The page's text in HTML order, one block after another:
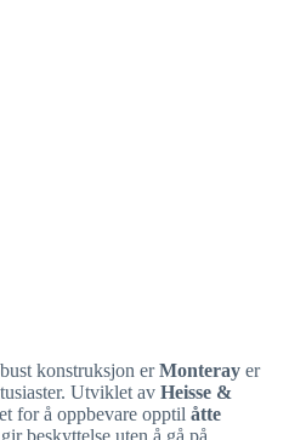
konstruksjon erMonteray er
Utviklet av Heisse &
for å oppbevare opptil åtte
beskyttelse uten å gå på